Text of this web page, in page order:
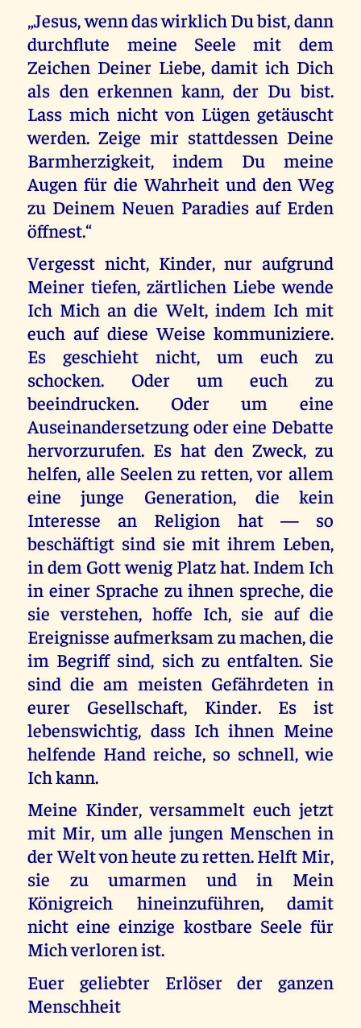
„Jesus, wenn das wirklich Du bist, dann
durchflute meine Seele mit dem
Zeichen Deiner Liebe, damit ich Dich
als den erkennen kann, der Du bist.
Lass mich nicht von Lügen getäuscht
werden. Zeige mir stattdessen Deine
Barmherzigkeit, indem Du meine
Augen für die Wahrheit und den Weg
zu Deinem Neuen Paradies auf Erden
öffnest.“
Vergesst nicht, Kinder, nur aufgrund
Meiner tiefen, zärtlichen Liebe wende
Ich Mich an die Welt, indem Ich mit
euch auf diese Weise kommuniziere.
Es geschieht nicht, um euch zu
schocken. Oder um euch zu
beeindrucken. Oder um eine
Auseinandersetzung oder eine Debatte
hervorzurufen. Es hat den Zweck, zu
helfen, alle Seelen zu retten, vor allem
eine junge Generation, die kein
Interesse an Religion hat — so
beschäftigt sind sie mit ihrem Leben,
in dem Gott wenig Platz hat. Indem Ich
in einer Sprache zu ihnen spreche, die
sie verstehen, hoffe Ich, sie auf die
Ereignisse aufmerksam zu machen, die
im Begriff sind, sich zu entfalten. Sie
sind die am meisten Gefährdeten in
eurer Gesellschaft, Kinder. Es ist
lebenswichtig, dass Ich ihnen Meine
helfende Hand reiche, so schnell, wie
Ich kann.
Meine Kinder, versammelt euch jetzt
mit Mir, um alle jungen Menschen in
der Welt von heute zu retten. Helft Mir,
sie zu umarmen und in Mein
Königreich hineinzuführen, damit
nicht eine einzige kostbare Seele für
Mich verloren ist.
Euer geliebter Erlöser der ganzen
Menschheit